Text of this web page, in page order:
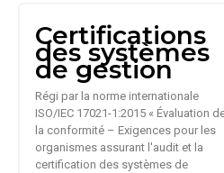
Certifications
des systèmes
de gestion
Régi par la norme internationale
ISO/IEC 17021-1:2015 « Évaluation
la conformité – Exigences pour les
organismes assurant l'audit et la
certification des systèmes de